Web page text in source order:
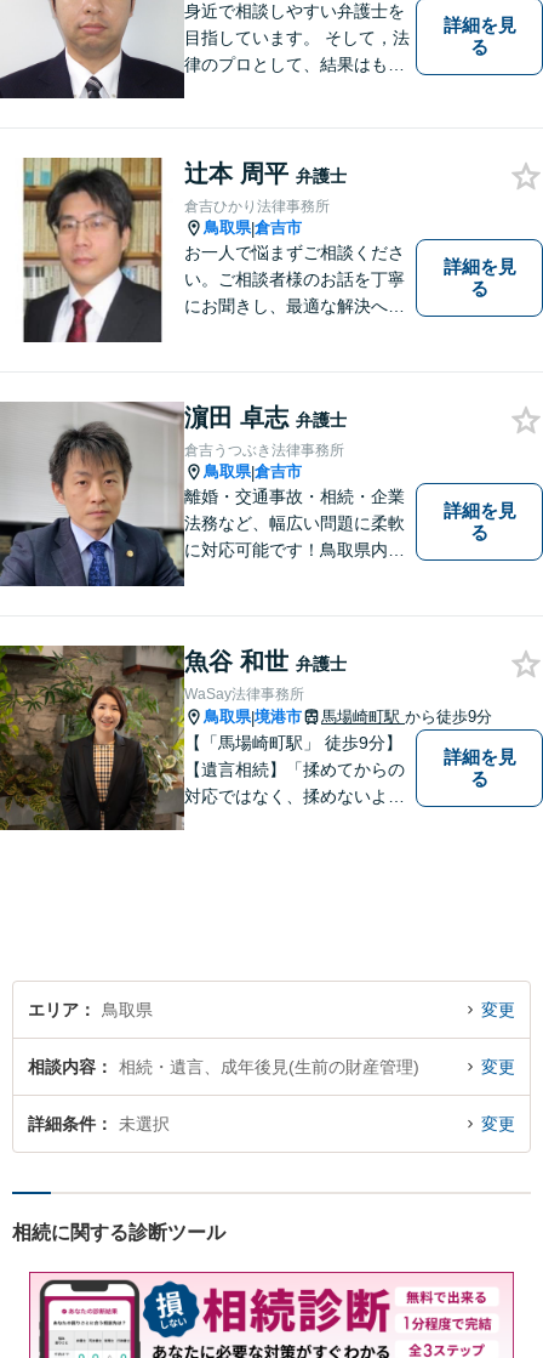
身近で相談しやすい弁護士を
目指しています。 そして，法
律のプロとして、結果はもち
依頼者様の心を理解し，寄り
添いながら問題い解決のサポ
ートを心がけています。
詳細を見
る
辻本 周平 弁護士
倉吉ひかり法律事務所
鳥取県|倉吉市
お一人で悩まずご相談くださ
い。ご相談者様のお話を丁寧
にお聞きし、最適な解決へと
詳細を見
る
濵田 卓志 弁護士
倉吉うつぶき法律事務所
鳥取県|倉吉市
離婚・交通事故・相続・企業
法務など、幅広い問題に柔軟
に対応可能です！鳥取県内の
ている方も、お気軽にご相談
ください！【駐車場有】
詳細を見
る
魚谷 和世 弁護士
WaSay法律事務所
鳥取県|境港市 馬場崎町駅 から徒歩9分
【「馬場崎町駅」 徒歩9分】
【遺言相続】「揉めてからの
対応ではなく、揉めないよう
上】
詳細を見
る
エリア 鳥取県 変更
相談内容 相続・遺言、成年後見(生前の財産管理) 変更
詳細条件 未選択 変更
相続に関する診断ツール